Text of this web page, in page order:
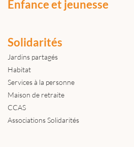
Enfance et jeunesse
Solidarités
Jardins partagés
Habitat
Services à la personne
Maison de retraite
CCAS
Associations Solidarités